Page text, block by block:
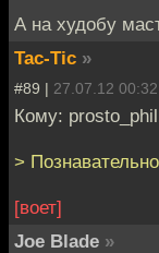
А на худобу
Tac-Tic »
#89 | 27.07.12 00:32
Кому:
> Познавательно
[воет]
Joe Blade »